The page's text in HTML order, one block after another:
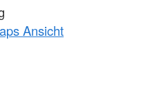
Ansicht